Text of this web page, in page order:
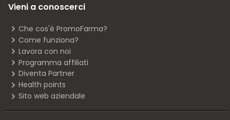
Vieni a conoscerci
Che cos'è PromoFarma?
Come funziona?
Lavora con noi
Programma affiliati
Diventa Partner
Health points
Sito web aziendale